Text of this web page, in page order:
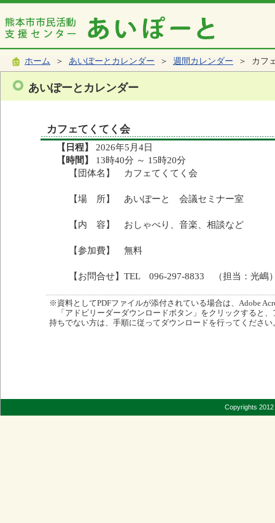
ホーム ＞ あいぽーとカレンダー ＞ 週間カレンダー ＞ カフ
あいぽーとカレンダー
カフェてくてく会
【日程】
2026年5月4日
【時間】
13時40分 ～ 15時20分
【団体名】 カフェてくてく会
【場 所】 あいぽーと 会議セミナー室
【内 容】 おしゃべり、音楽、相談など
【参加費】 無料
【お問合せ】TEL 096-297-8833 （担当：光嶋
※資料としてPDFファイルが添付されている場合は、Adobe
「アドビリーダーダウンロードボタン」をクリックすると
持ちでない方は、手順に従ってダウンロードを行ってください
Copyrights